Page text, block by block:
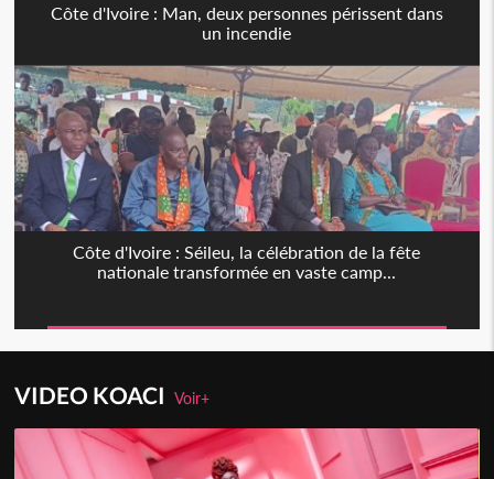
Côte d'Ivoire : Man, deux personnes périssent dans
un incendie
Côte d'Ivoire : Séileu, la célébration de la fête
nationale transformée en vaste camp...
VIDEO KOACIVoir+